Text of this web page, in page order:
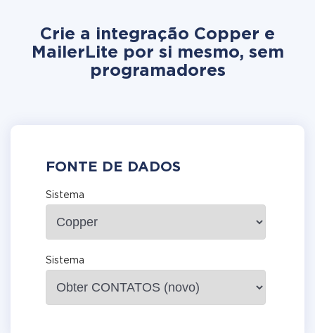
Crie a integração Copper e
MailerLite por si mesmo, sem
programadores
FONTE DE DADOS
Sistema
Sistema